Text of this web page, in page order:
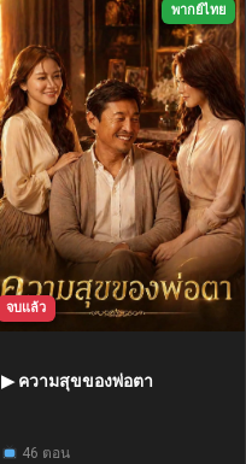
พากย์ไทย
จบแล้ว
▶ ความสุขของพ่อตา
46 ตอน